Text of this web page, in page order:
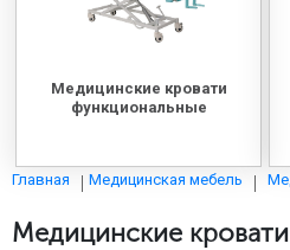
СИСТЕМЫ ХРАНЕНИЯ
ОФИСНАЯ МЕБЕЛЬ
МЕБЕЛЬ ДЛЯ ДОМА
Медицинские кровати
функциональные
Главная Медицинская мебель
Медицинские кровати